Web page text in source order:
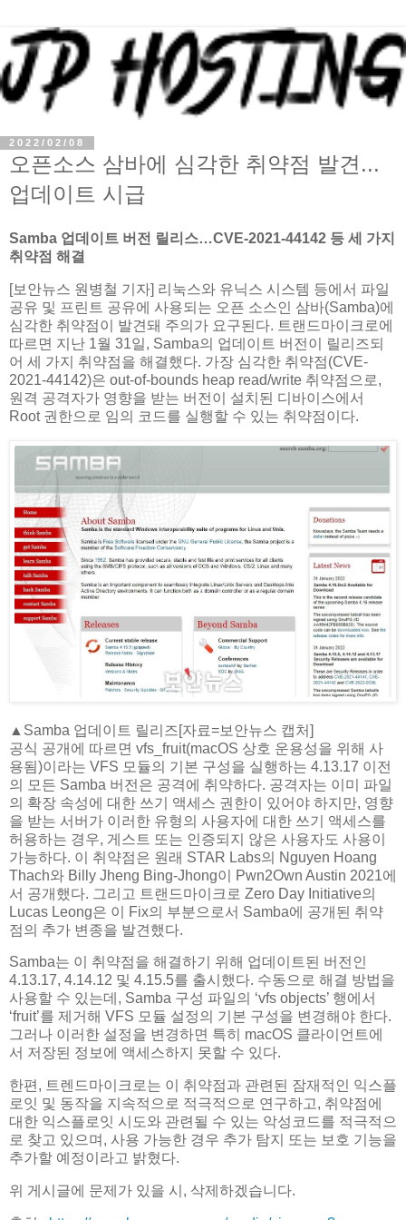
2022/02/08
오픈소스 삼바에 심각한 취약점 발견...
업데이트 시급
Samba 업데이트 버전 릴리스…CVE-2021-44142 등 세 가지
취약점 해결
[보안뉴스 원병철 기자] 리눅스와 유닉스 시스템 등에서 파일
공유 및 프린트 공유에 사용되는 오픈 소스인 삼바(Samba)에
심각한 취약점이 발견돼 주의가 요구된다. 트랜드마이크로에
따르면 지난 1월 31일, Samba의 업데이트 버전이 릴리즈되
어 세 가지 취약점을 해결했다. 가장 심각한 취약점(CVE-
2021-44142)은 out-of-bounds heap read/write 취약점으로,
원격 공격자가 영향을 받는 버전이 설치된 디바이스에서
Root 권한으로 임의 코드를 실행할 수 있는 취약점이다.
▲Samba 업데이트 릴리즈[자료=보안뉴스 캡처]
공식 공개에 따르면 vfs_fruit(macOS 상호 운용성을 위해 사
용됨)이라는 VFS 모듈의 기본 구성을 실행하는 4.13.17 이전
의 모든 Samba 버전은 공격에 취약하다. 공격자는 이미 파일
의 확장 속성에 대한 쓰기 액세스 권한이 있어야 하지만, 영향
을 받는 서버가 이러한 유형의 사용자에 대한 쓰기 액세스를
허용하는 경우, 게스트 또는 인증되지 않은 사용자도 사용이
가능하다. 이 취약점은 원래 STAR Labs의 Nguyen Hoang
Thach와 Billy Jheng Bing-Jhong이 Pwn2Own Austin 2021에
서 공개했다. 그리고 트랜드마이크로 Zero Day Initiative의
Lucas Leong은 이 Fix의 부분으로서 Samba에 공개된 취약
점의 추가 변종을 발견했다.
Samba는 이 취약점을 해결하기 위해 업데이트된 버전인
4.13.17, 4.14.12 및 4.15.5를 출시했다. 수동으로 해결 방법을
사용할 수 있는데, Samba 구성 파일의 ‘vfs objects’ 행에서
‘fruit’를 제거해 VFS 모듈 설정의 기본 구성을 변경해야 한다.
그러나 이러한 설정을 변경하면 특히 macOS 클라이언트에
서 저장된 정보에 액세스하지 못할 수 있다.
한편, 트렌드마이크로는 이 취약점과 관련된 잠재적인 익스플
로잇 및 동작을 지속적으로 적극적으로 연구하고, 취약점에
대한 익스플로잇 시도와 관련될 수 있는 악성코드를 적극적으
로 찾고 있으며, 사용 가능한 경우 추가 탐지 또는 보호 기능을
추가할 예정이라고 밝혔다.
위 게시글에 문제가 있을 시, 삭제하겠습니다.